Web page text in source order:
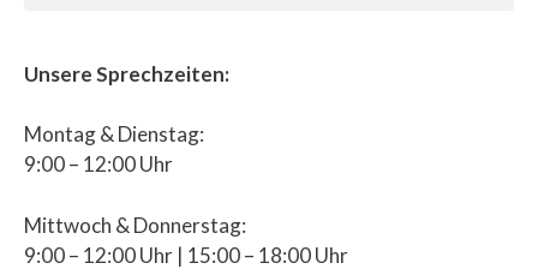
Unsere Sprechzeiten:
Montag & Dienstag:
9:00 – 12:00 Uhr
Mittwoch & Donnerstag:
9:00 – 12:00 Uhr | 15:00 – 18:00 Uhr